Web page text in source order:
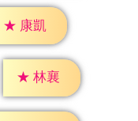
★ 康凱
★ 林襄